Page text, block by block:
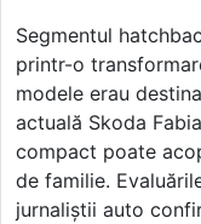
Segmentul
printr-o
modele erau
actuală Skoda
compact poate
de familie.
jurnaliștii auto